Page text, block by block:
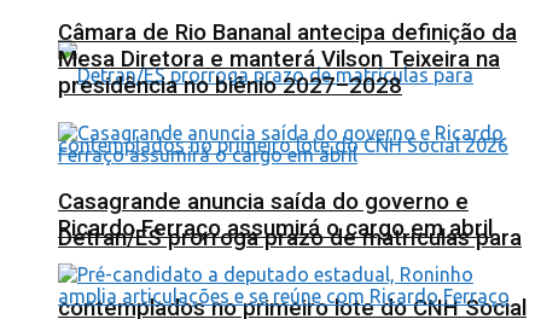
Detran/ES prorroga prazo de matrículas para
contemplados no primeiro lote do CNH Social
Câmara de Rio Bananal antecipa definição da
Mesa Diretora e manterá Vilson Teixeira na
presidência no biênio 2027–2028
Casagrande anuncia saída do governo e
Ricardo Ferraço assumirá o cargo em abril